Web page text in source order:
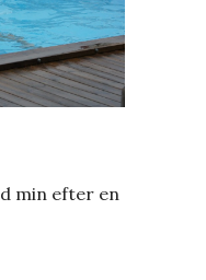
min efter en